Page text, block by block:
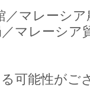
／マレーシ
マレーシア
可能性がご